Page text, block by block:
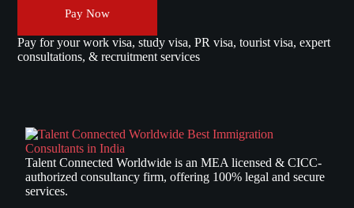
Pay Now
Pay for your work visa, study visa, PR visa, tourist visa, expert
consultations, & recruitment services
Talent Connected Worldwide is an MEA licensed & CICC-
authorized consultancy firm, offering 100% legal and secure
services.